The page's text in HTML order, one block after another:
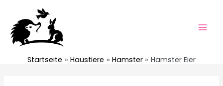
springen
Startseite Haustiere Hamster Hamster Eier